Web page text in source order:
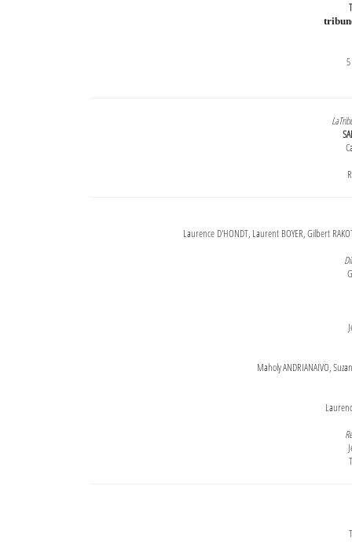
Laurence D'HONDT, Laurent BOYER, Gilbert
Maholy ANDRIANAIVO,